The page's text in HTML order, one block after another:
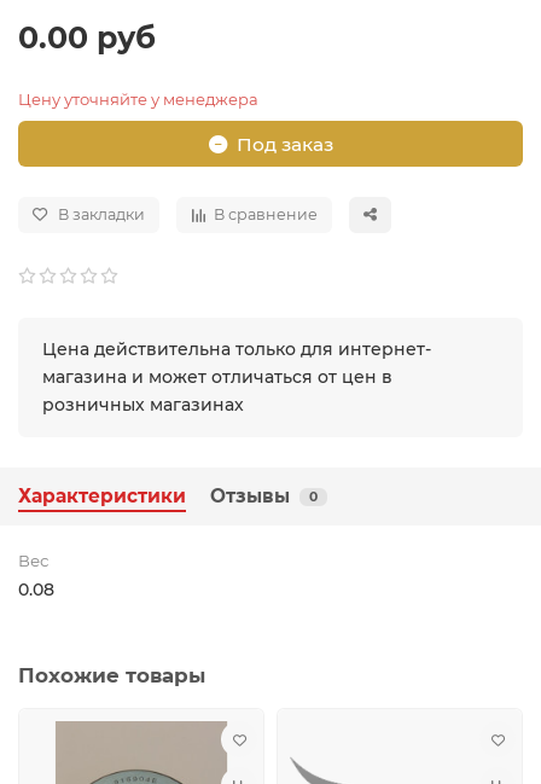
0.00 руб
Цену уточняйте у менеджера
Под заказ
В закладки В сравнение
Цена действительна только для интернет-
магазина и может отличаться от цен в
розничных магазинах
Характеристики Отзывы 0
Вес
0.08
Похожие товары